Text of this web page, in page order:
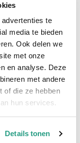
te
media te bieden
Ook delen we
met onze
en analyse. Deze
met andere
of die ze hebben
hun services.
Details tonen
150mm
Polyurethaan